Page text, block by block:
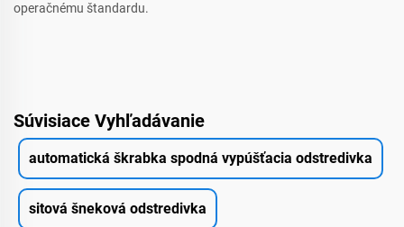
operačnému štandardu.
Súvisiace Vyhľadávanie
automatická škrabka spodná vypúšťacia odstredivka
sitová šneková odstredivka